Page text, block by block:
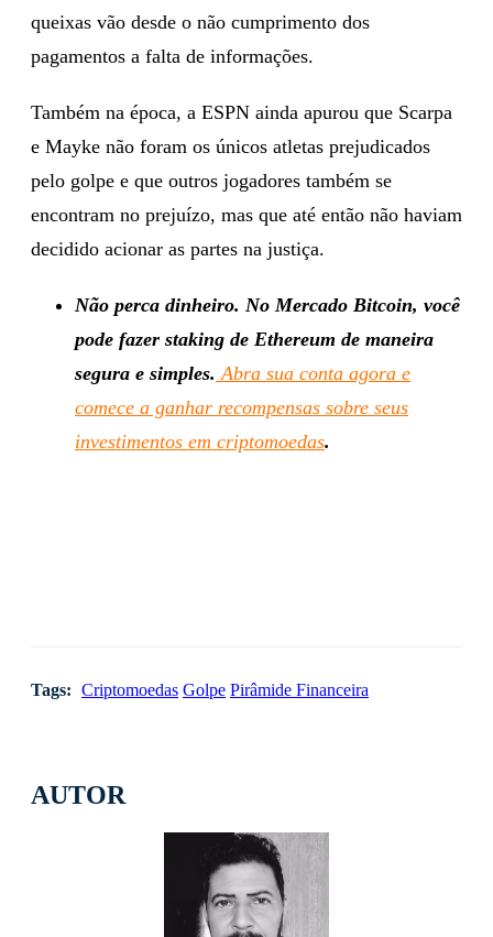
AUTOR
queixas vão desde o não cumprimento dos
pagamentos a falta de informações.
Também na época, a ESPN ainda apurou que Scarpa
e Mayke não foram os únicos atletas prejudicados
pelo golpe e que outros jogadores também se
encontram no prejuízo, mas que até então não haviam
decidido acionar as partes na justiça.
Não perca dinheiro. No Mercado Bitcoin, você
pode fazer staking de Ethereum de maneira
segura e simples. Abra sua conta agora e
comece a ganhar recompensas sobre seus
investimentos em criptomoedas.
Tags: Criptomoedas Golpe Pirâmide Financeira